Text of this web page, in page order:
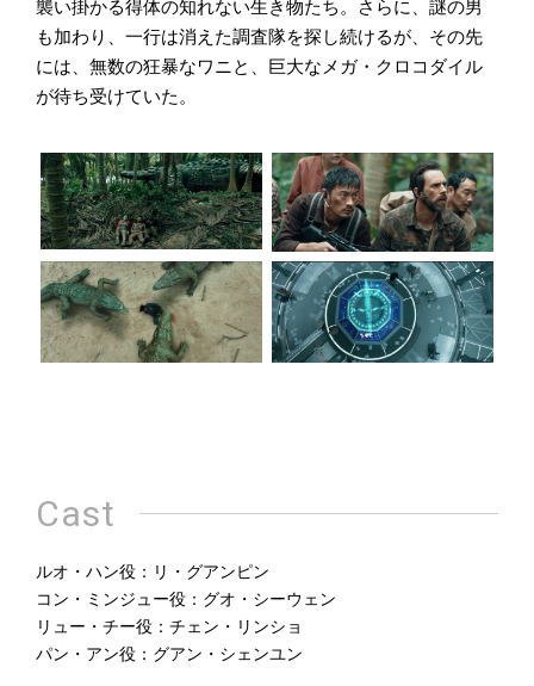
襲い掛かる得体の知れない生き物たち。さらに、謎の男
も加わり、一行は消えた調査隊を探し続けるが、その先
には、無数の狂暴なワニと、巨大なメガ・クロコダイル
が待ち受けていた。
Cast
ルオ・ハン役：リ・グアンピン
コン・ミンジュー役：グオ・シーウェン
リュー・チー役：チェン・リンショ
パン・アン役：グアン・シェンユン